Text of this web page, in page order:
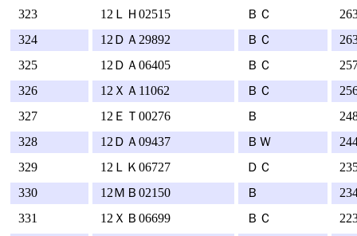
323 12ＬＨ02515 ＢＣ
324
12ＤＡ29892 ＢＣ
325
12ＤＡ06405 ＢＣ
326
12ＸＡ11062 ＢＣ
327
12ＥＴ00276 Ｂ
328
12ＤＡ09437 ＢＷ
329
12ＬＫ06727 ＤＣ
330
12ＭＢ02150 Ｂ
331
12ＸＢ06699 ＢＣ